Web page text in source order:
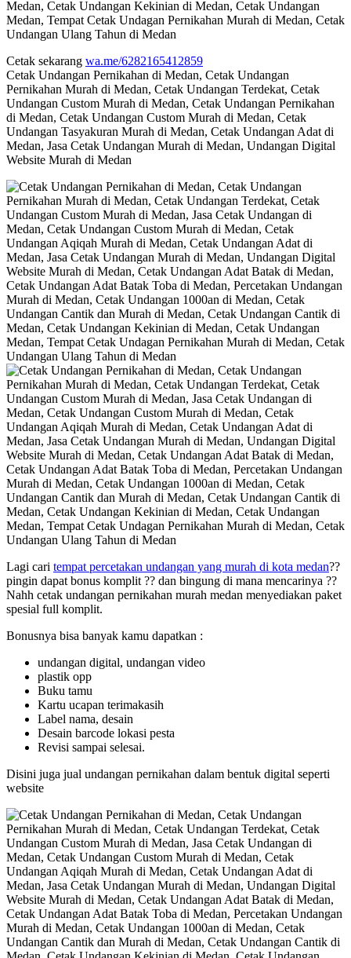
Cetak sekarang wa.me/6282165412859
Cetak Undangan Pernikahan di Medan, Cetak Undangan
Pernikahan Murah di Medan, Cetak Undangan Terdekat, Cetak
Undangan Custom Murah di Medan, Cetak Undangan Pernikahan
di Medan, Cetak Undangan Custom Murah di Medan, Cetak
Undangan Tasyakuran Murah di Medan, Cetak Undangan Adat di
Medan, Jasa Cetak Undangan Murah di Medan, Undangan Digital
Website Murah di Medan
Lagi cari tempat percetakan undangan yang murah di kota medan??
pingin dapat bonus komplit ?? dan bingung di mana mencarinya ??
Nahh cetak undangan pernikahan murah medan menyediakan paket
spesial full komplit.
Bonusnya bisa banyak kamu dapatkan :
undangan digital, undangan video
plastik opp
Buku tamu
Kartu ucapan terimakasih
Label nama, desain
Desain barcode lokasi pesta
Revisi sampai selesai.
Disini juga jual undangan pernikahan dalam bentuk digital seperti
website